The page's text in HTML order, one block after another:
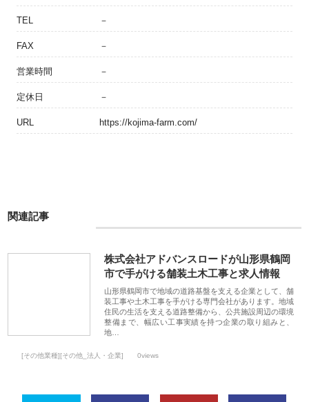
TEL －
FAX －
営業時間 －
定休日 －
URL https://kojima-farm.com/
関連記事
株式会社アドバンスロードが山形県鶴岡
市で手がける舗装土木工事と求人情報
山形県鶴岡市で地域の道路基盤を支える企業として、舗
装工事や土木工事を手がける専門会社があります。地域
住民の生活を支える道路整備から、公共施設周辺の環境
整備まで、幅広い工事実績を持つ企業の取り組みと、
地…
[その他業種][その他_法人・企業] 0views